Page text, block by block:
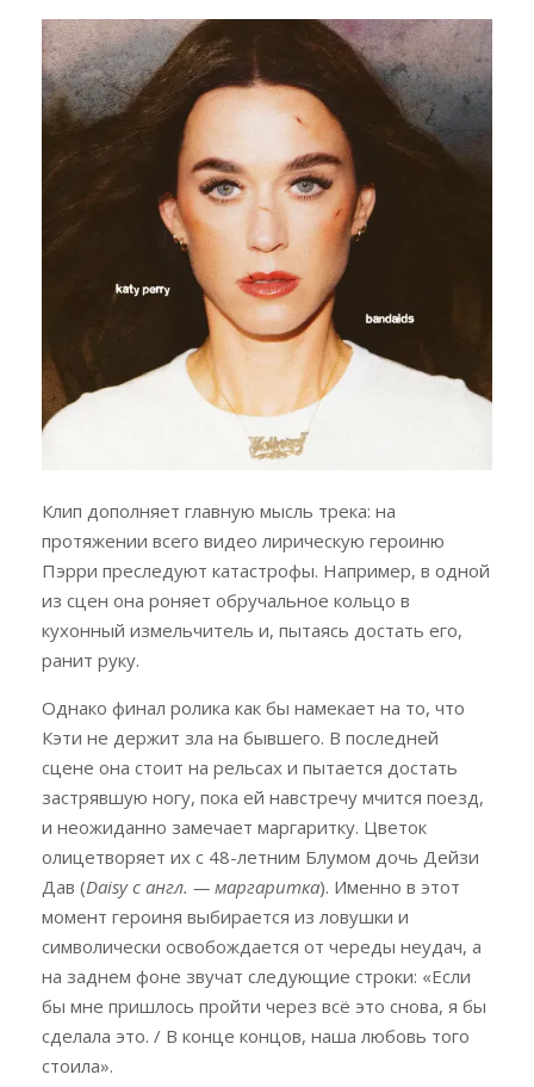
Клип дополняет главную мысль трека: на
протяжении всего видео лирическую героиню
Пэрри преследуют катастрофы. Например, в одной
из сцен она роняет обручальное кольцо в
кухонный измельчитель и, пытаясь достать его,
ранит руку.
Однако финал ролика как бы намекает на то, что
Кэти не держит зла на бывшего. В последней
сцене она стоит на рельсах и пытается достать
застрявшую ногу, пока ей навстречу мчится поезд,
и неожиданно замечает маргаритку. Цветок
олицетворяет их с 48-летним Блумом дочь Дейзи
Дав (Daisy с англ. — маргаритка). Именно в этот
момент героиня выбирается из ловушки и
символически освобождается от череды неудач, а
на заднем фоне звучат следующие строки: «Если
бы мне пришлось пройти через всё это снова, я бы
сделала это. / В конце концов, наша любовь того
стоила».